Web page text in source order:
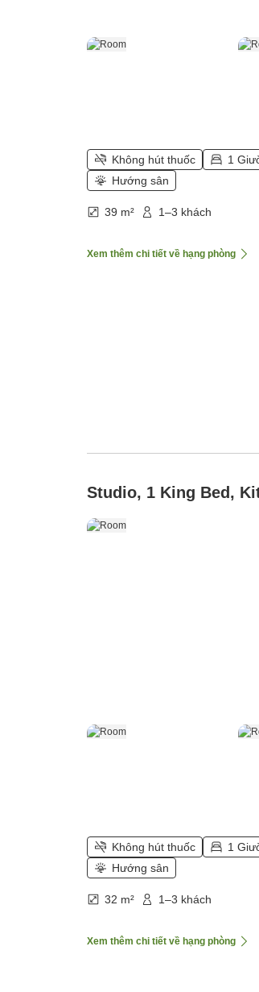
Không hút thuốc
1
Hướng sân
39 m² 1–3 khách
Xem thêm chi tiết về hạng phòng
Studio, 1 King Bed,
Không hút thuốc
1
Hướng sân
32 m² 1–3 khách
Xem thêm chi tiết về hạng phòng